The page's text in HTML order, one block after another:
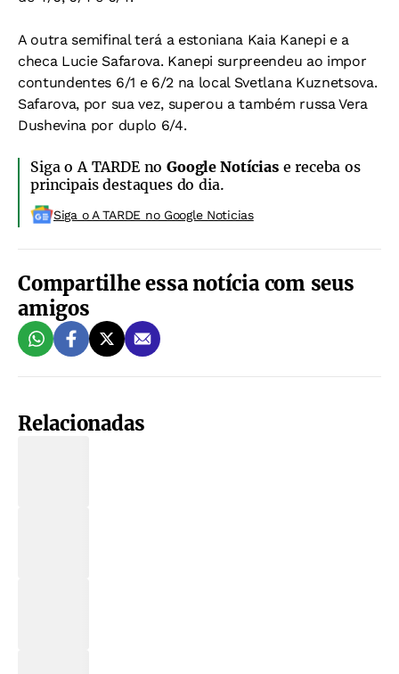
A outra semifinal terá a estoniana Kaia Kanepi e a
checa Lucie Safarova. Kanepi surpreendeu ao impor
contundentes 6/1 e 6/2 na local Svetlana Kuznetsova.
Safarova, por sua vez, superou a também russa Vera
Dushevina por duplo 6/4.
Siga o A TARDE noGoogle Notíciase receba os
principais destaques do dia.
Siga o A TARDE no Google Noticias
Compartilhe essa notícia com seus
amigos
Relacionadas